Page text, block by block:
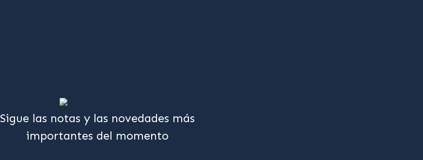
Sigue las notas y las novedades más
importantes del momento